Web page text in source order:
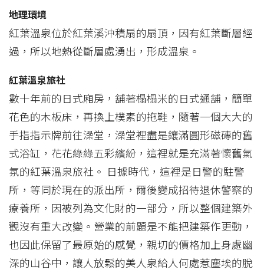
地理環境
紅葉溫泉位於紅葉溪沖積扇的扇頂，因有紅葉斷層經
過，所以地熱從斷層處湧出，形成溫泉。
紅葉溫泉旅社
數十年前的日式廂房，舖著榻榻米的日式通舖，簡單
花色的木板床，再換上樸素的拖鞋，隨著一個大大的
手指指示牌前往澡堂，澡堂裡盡是鑲滿圓形磁磚的舊
式浴缸，花花綠綠五彩繽紛，這裡就是充滿著懷舊氣
氛的紅葉溫泉旅社。 日據時代，這裡是日警的駐警
所，等同於現在的派出所，爾後變成招待退休警察的
療養所，因被列為文化財的一部分，所以整個建築外
觀沒有重大改變。營業的前題是不能把建築作更動，
也因此保留了最原始的感覺，親切的價格加上身處幽
深的山谷中，讓人放鬆的美人泉給人何處惹塵埃的脫